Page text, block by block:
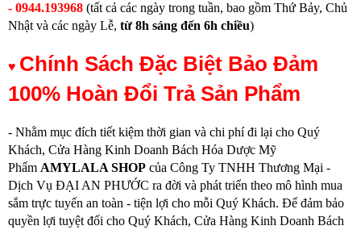
- 0944.193968 (tất cả các ngày trong tuần, bao gồm Thứ Bảy, Chủ
Nhật và các ngày Lễ, từ 8h sáng đến 6h chiều)
♥ Chính Sách Đặc Biệt Bảo Đảm
100% Hoàn Đổi Trả Sản Phẩm
- Nhằm mục đích tiết kiệm thời gian và chi phí đi lại cho Quý
Khách, Cửa Hàng Kinh Doanh Bách Hóa Dược Mỹ
Phẩm AMYLALA SHOP của Công Ty TNHH Thương Mại -
Dịch Vụ ĐẠI AN PHƯỚC ra đời và phát triển theo mô hình mua
sắm trực tuyến an toàn - tiện lợi cho mỗi Quý Khách. Để đảm bảo
quyền lợi tuyệt đối cho Quý Khách, Cửa Hàng Kinh Doanh Bách